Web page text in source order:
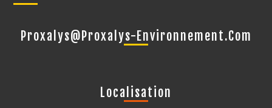
Proxalys@proxalys-Environnement.com
Localisation